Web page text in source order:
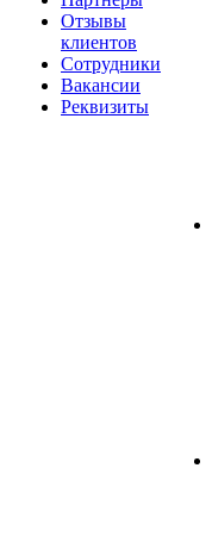
Отзывы
клиентов
Сотрудники
Вакансии
Реквизиты